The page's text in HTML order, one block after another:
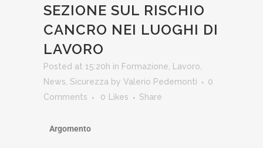
SEZIONE SUL RISCHIO
CANCRO NEI LUOGHI DI
LAVORO
Posted at 15:20h in Formazione Lavoro
News Sicurezza by Valerio Pedemonti
0
Comments
0 Likes Share
Argomento